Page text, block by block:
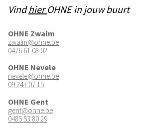
VindhierOHNE in jouw buurt
OHNE Zwalm
zwalm@ohne.be
0476 61 08 02
OHNE Nevele
nevele@ohne.be
09 247 07 15
OHNE Gent
gent@ohne.be
0485 53 80 29